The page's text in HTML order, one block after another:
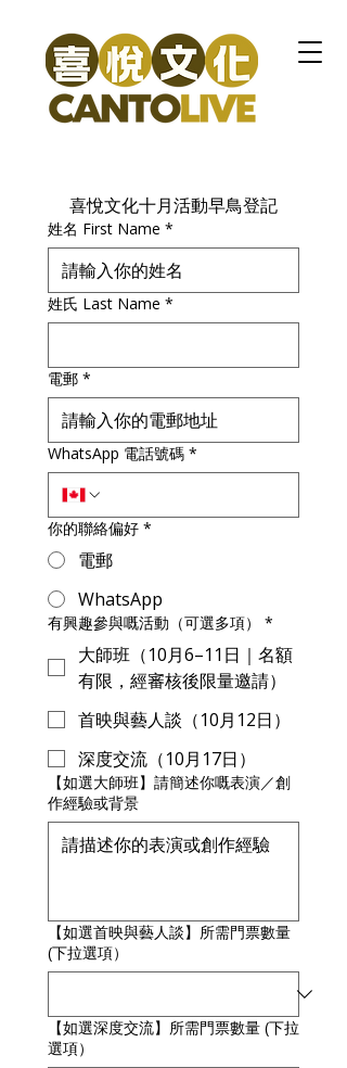
喜悅文化十月活動早鳥登記
姓名 First Name *
姓氏 Last Name *
電郵 *
WhatsApp 電話號碼 *
你的聯絡偏好 *
電郵
WhatsApp
有興趣參與嘅活動（可選多項） *
大師班（10月6–11日｜名額
有限，經審核後限量邀請）
首映與藝人談（10月12日）
深度交流（10月17日）
【如選大師班】請簡述你嘅表演／創
作經驗或背景
【如選首映與藝人談】所需門票數量
(下拉選項）
【如選深度交流】所需門票數量 (下拉
選項）